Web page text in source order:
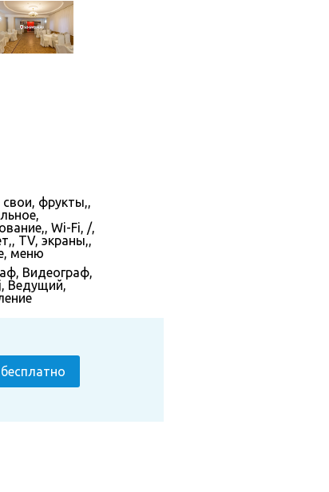
фрукты,,
Wi-Fi, /,
TV, экраны,,
меню
, Видеограф,
, Ведущий,